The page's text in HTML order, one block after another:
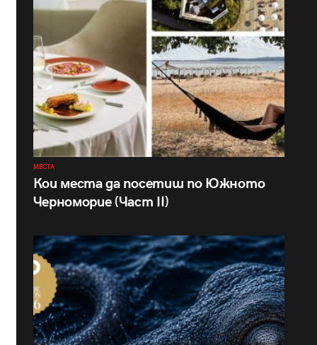
МЕСТА
Кои места да посетиш по Южното
Черноморие (Част II)